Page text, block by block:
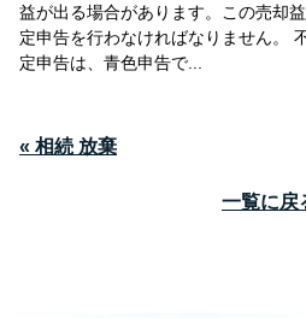
益が出る場合があります。この売却
定申告を行わなければなりません。
定申告は、青色申告で...
« 相続 放棄
一覧に戻